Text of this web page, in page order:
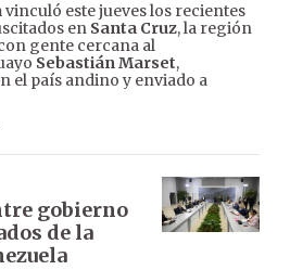
vinculó este jueves los recientes
en Santa Cruz, la región
gente cercana al
Sebastián Marset,
el país andino y enviado a
gobierno
de la